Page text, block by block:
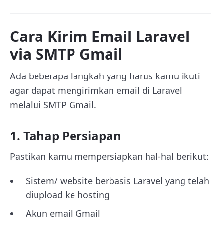
Cara Kirim Email Laravel
via SMTP Gmail
Ada beberapa langkah yang harus kamu ikuti
agar dapat mengirimkan email di Laravel
melalui SMTP Gmail.
1. Tahap Persiapan
Pastikan kamu mempersiapkan hal-hal berikut:
Sistem/ website berbasis Laravel yang telah
diupload ke hosting
Akun email Gmail